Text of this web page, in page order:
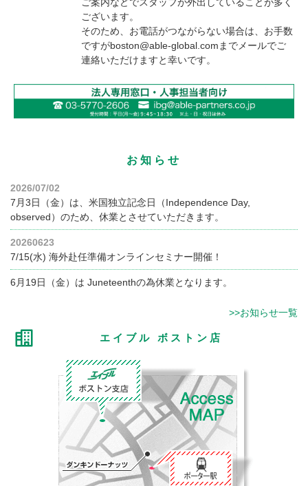
ございます。
そのため、お電話がつながらない場合は、お手数
ですがboston@able-global.comまでメールでご
連絡いただけますと幸いです。
お知らせ
2026/07/02
7月3日（金）は、米国独立記念日（Independence Day,
observed）のため、休業とさせていただきます。
20260623
7/15(水) 海外赴任準備オンラインセミナー開催！
6月19日（金）は Juneteenthの為休業となります。
>>お知らせ一覧
エイブル ボストン店